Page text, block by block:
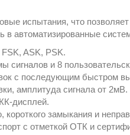
испытания, что
в автоматизированные
ASK, PSK.
сигналов и 8
с последующим быстром
амплитуда сигнала от 2мВ.
дисплей.
короткого замыкания и
с отметкой ОТК и